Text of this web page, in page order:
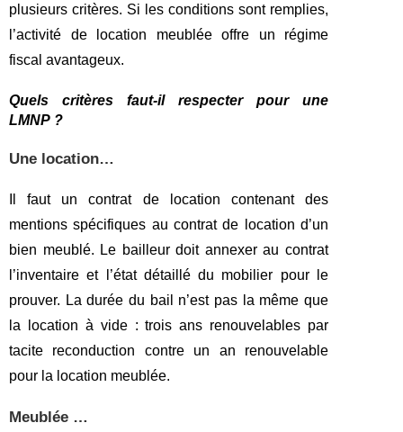
plusieurs critères. Si les conditions sont remplies,
l’activité de location meublée offre un régime
fiscal avantageux.
Quels critères faut-il respecter pour une
LMNP ?
Une location…
Il faut un contrat de location contenant des
mentions spécifiques au contrat de location d’un
bien meublé. Le bailleur doit annexer au contrat
l’inventaire et l’état détaillé du mobilier pour le
prouver. La durée du bail n’est pas la même que
la location à vide : trois ans renouvelables par
tacite reconduction contre un an renouvelable
pour la location meublée.
Meublée …